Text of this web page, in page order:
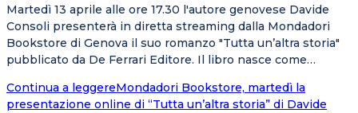
Martedì 13 aprile alle ore 17.30 l'autore genovese Davide
Consoli presenterà in diretta streaming dalla Mondadori
Bookstore di Genova il suo romanzo "Tutta un’altra storia"
pubblicato da De Ferrari Editore. Il libro nasce come…
Continua a leggereMondadori Bookstore, martedì la
presentazione online di “Tutta un’altra storia” di Davide